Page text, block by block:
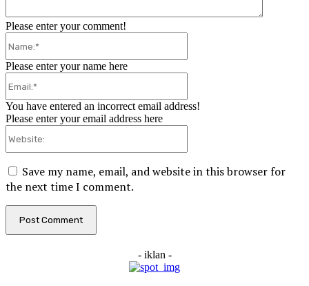
Please enter your comment!
Please enter your name here
You have entered an incorrect email address!
Please enter your email address here
Save my name, email, and website in this browser for
the next time I comment.
- iklan -